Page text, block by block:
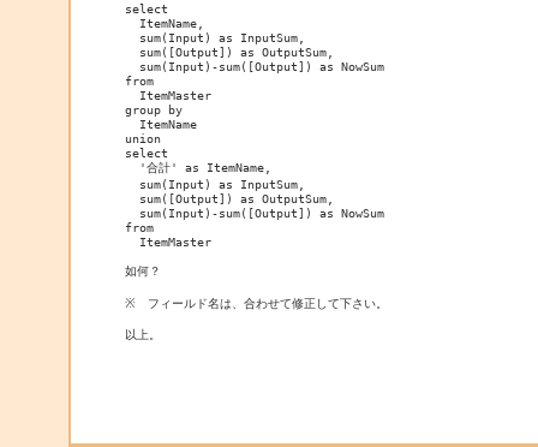
select
  ItemName,
  sum(Input) as InputSum,
  sum([Output]) as OutputSum,
  sum(Input)-sum([Output]) as NowSum
from
  ItemMaster
group by
  ItemName
union
select
  '合計' as ItemName,
  sum(Input) as InputSum,
  sum([Output]) as OutputSum,
  sum(Input)-sum([Output]) as NowSum
from
  ItemMaster
如何？
※　フィールド名は、合わせて修正して下さい。
以上。